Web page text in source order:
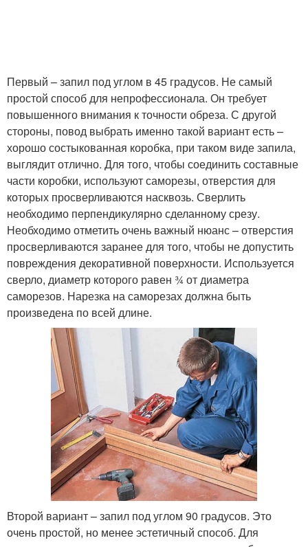
Первый – запил под углом в 45 градусов. Не самый
простой способ для непрофессионала. Он требует
повышенного внимания к точности обреза. С другой
стороны, повод выбрать именно такой вариант есть –
хорошо состыкованная коробка, при таком виде запила,
выглядит отлично. Для того, чтобы соединить составные
части коробки, используют саморезы, отверстия для
которых просверливаются насквозь. Сверлить
необходимо перпендикулярно сделанному срезу.
Необходимо отметить очень важный нюанс – отверстия
просверливаются заранее для того, чтобы не допустить
повреждения декоративной поверхности. Используется
сверло, диаметр которого равен ¾ от диаметра
саморезов. Нарезка на саморезах должна быть
произведена по всей длине.
Второй вариант – запил под углом 90 градусов. Это
очень простой, но менее эстетичный способ. Для